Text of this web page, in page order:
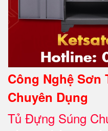
Công Nghệ Sơn
Chuyên Dụng
Tủ Đựng Súng